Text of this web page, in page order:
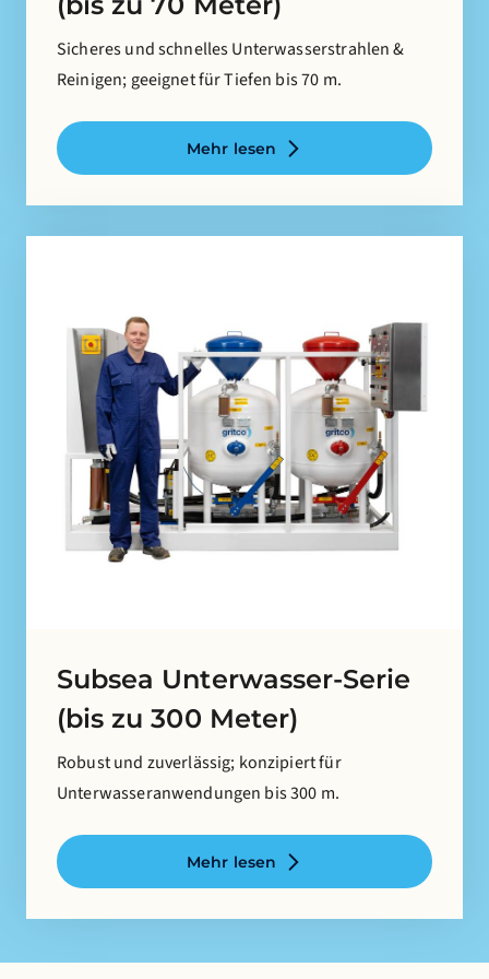
Sicheres und schnelles Unterwasserstrahlen &
Reinigen; geeignet für Tiefen bis 70 m.
Mehr lesen
Subsea Unterwasser-Serie
(bis zu 300 Meter)
Robust und zuverlässig; konzipiert für
Unterwasseranwendungen bis 300 m.
Mehr lesen